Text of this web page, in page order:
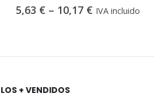
0 out of 5
5,63 € – 10,17 € IVA incluido
LOS + VENDIDOS